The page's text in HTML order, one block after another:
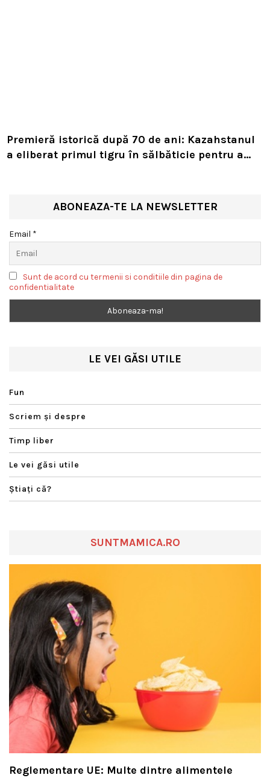
Premieră istorică după 70 de ani: Kazahstanul
a eliberat primul tigru în sălbăticie pentru a
ABONEAZA-TE LA NEWSLETTER
Email *
Sunt de acord cu termenii si conditiile din pagina de
confidentialitate
LE VEI GĂSI UTILE
Fun
Scriem şi despre
Timp liber
Le vei găsi utile
Ştiaţi că?
SUNTMAMICA.RO
Reglementare UE: Multe dintre alimentele